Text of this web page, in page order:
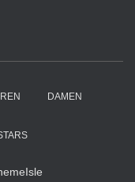
DAMEN